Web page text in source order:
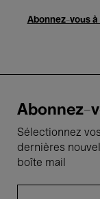
Abonnez-vous
Abonnez-
Sélectionnez
dernières
boîte mail